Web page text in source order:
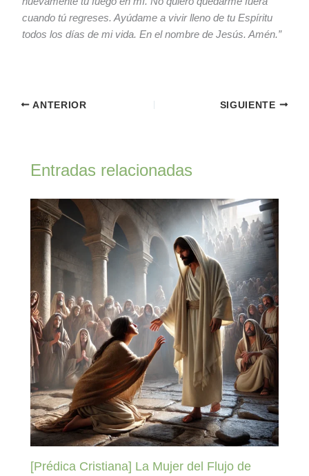
cuando tú regreses. Ayúdame a vivir lleno de tu Espíritu
todos los días de mi vida. En el nombre de Jesús. Amén.”
ANTERIOR SIGUIENTE
Entradas relacionadas
[Prédica Cristiana] La Mujer del Flujo de